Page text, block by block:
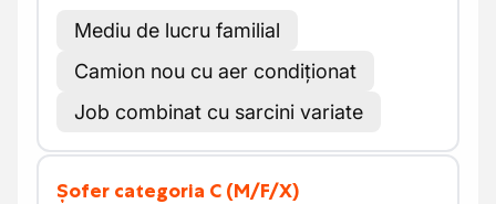
Mediu de lucru familial
Camion nou cu aer condiționat
Job combinat cu sarcini variate
Șofer categoria C (M/F/X)